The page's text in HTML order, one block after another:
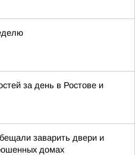
за день в Ростове и
заварить двери и
домах